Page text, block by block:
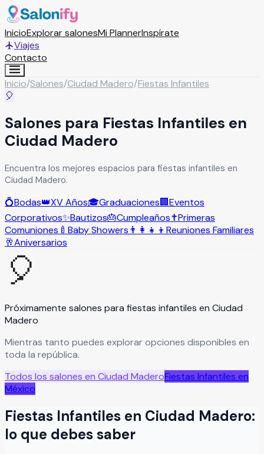
InicioExplorar salonesMi PlannerInspírate
Viajes
Contacto
Inicio/Salones/Ciudad Madero/Fiestas Infantiles
🎈
Salones para Fiestas Infantiles en
Ciudad Madero
Encuentra los mejores espacios para fiestas infantiles en
Ciudad Madero.
💍Bodas👑XV Años🎓Graduaciones🏢Eventos
Corporativos✨Bautizos🎂Cumpleaños✝️Primeras
Comuniones 🍼 Baby Showers 👨‍👩‍👧‍👦 Reuniones Familiares
🥂Aniversarios
🎈
Próximamente salones para fiestas infantiles en Ciudad
Madero
Mientras tanto puedes explorar opciones disponibles en
toda la república.
Todos los salones en Ciudad MaderoFiestas Infantiles en
México
Fiestas Infantiles en Ciudad Madero:
lo que debes saber